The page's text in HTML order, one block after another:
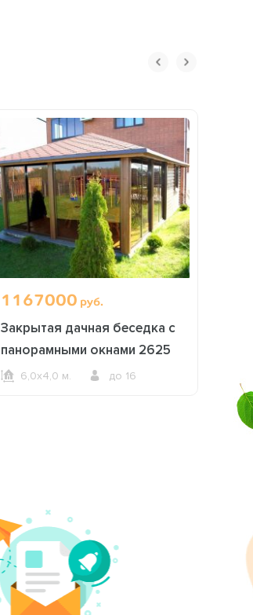
1167000 руб.
Закрытая дачная беседка с
панорамными окнами 2625
6,0х4,0 м. до 16